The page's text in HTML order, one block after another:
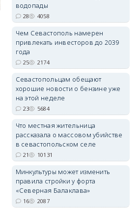
Двух москвичей на
сапбордах унесло от берега
Крыма на километр в море
Спасатели благополучно
вернули туристов обратно на
сушу.
29/07/2026 17:03 6380
водопады
28 4058
Чем Севастополь намерен
привлекать инвесторов до 2039
года
25 2174
Севастопольцам обещают
хорошие новости о бензине уже
на этой неделе
23 5684
Что местная жительница
рассказала о массовом убийстве
в севастопольском селе
21 10131
Минкультуры может изменить
правила стройки у форта
«Северная Балаклава»
16 2087